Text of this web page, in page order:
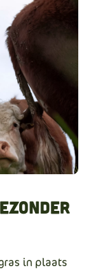
in plaats